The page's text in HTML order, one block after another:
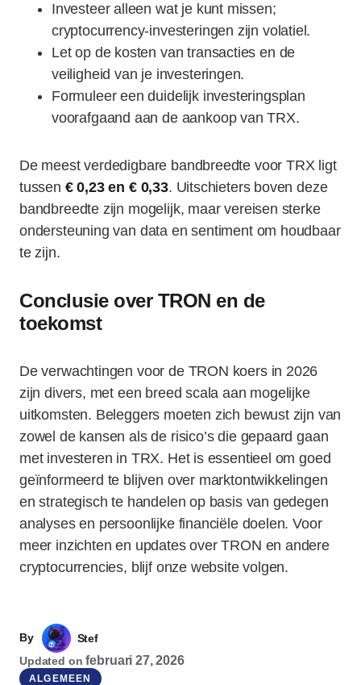
Investeer alleen wat je kunt missen;
cryptocurrency-investeringen zijn volatiel.
Let op de kosten van transacties en de
veiligheid van je investeringen.
Formuleer een duidelijk investeringsplan
voorafgaand aan de aankoop van TRX.
De meest verdedigbare bandbreedte voor TRX ligt
tussen € 0,23 en € 0,33. Uitschieters boven deze
bandbreedte zijn mogelijk, maar vereisen sterke
ondersteuning van data en sentiment om houdbaar
te zijn.
Conclusie over TRON en de
toekomst
De verwachtingen voor de TRON koers in 2026
zijn divers, met een breed scala aan mogelijke
uitkomsten. Beleggers moeten zich bewust zijn van
zowel de kansen als de risico’s die gepaard gaan
met investeren in TRX. Het is essentieel om goed
geïnformeerd te blijven over marktontwikkelingen
en strategisch te handelen op basis van gedegen
analyses en persoonlijke financiële doelen. Voor
meer inzichten en updates over TRON en andere
cryptocurrencies, blijf onze website volgen.
By
Stef
Updated on februari 27, 2026
ALGEMEEN